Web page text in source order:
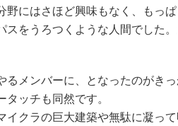
にはさほど興味もなく、もっ
スをうろつくような人間でした
メンバーに、となったのがき
ッチも同然です。
クラの巨大建築や無駄に凝っ